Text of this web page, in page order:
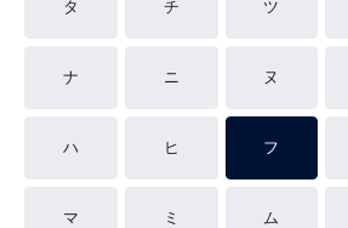
タ チ ツ
ナ ニ ヌ
ハ ヒ フ
マ ミ ム